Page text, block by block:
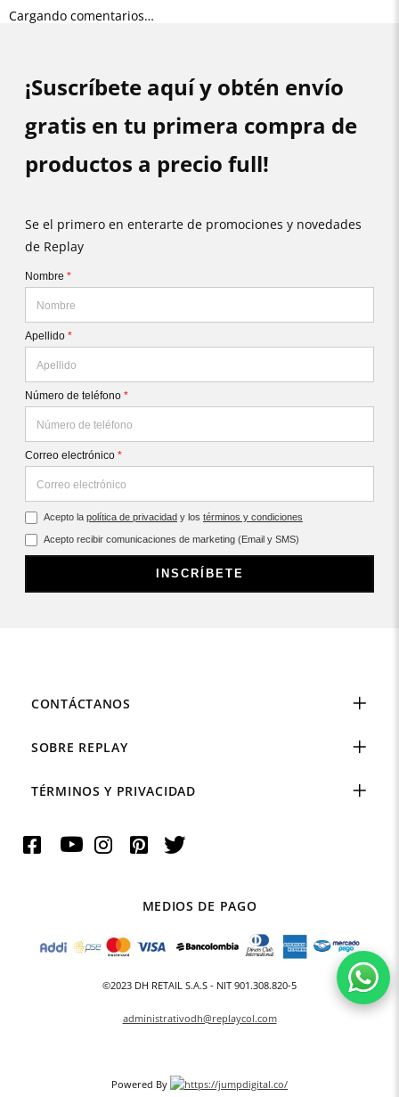
Cargando comentarios…
¡Suscríbete aquí y obtén envío
gratis en tu primera compra de
productos a precio full!
Se el primero en enterarte de promociones y novedades
de Replay
Nombre *
Apellido *
Número de teléfono *
Correo electrónico *
Acepto la política de privacidad y los términos y condiciones
Acepto recibir comunicaciones de marketing (Email y SMS)
INSCRÍBETE
CONTÁCTANOS
SOBRE REPLAY
TÉRMINOS Y PRIVACIDAD
MEDIOS DE PAGO
©2023 DH RETAIL S.A.S - NIT 901.308.820-5
administrativodh@replaycol.com
Powered By